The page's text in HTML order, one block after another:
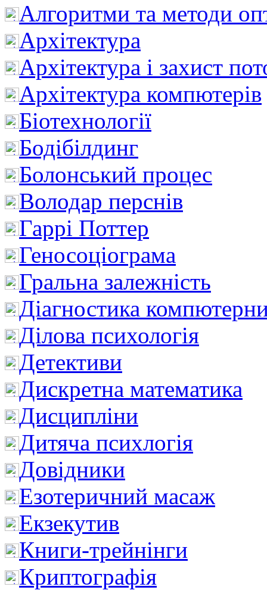
Алгоритми та методи
Архітектура
Архітектура і захист
Архітектура компютерів
Біотехнології
Бодібілдинг
Болонський процес
Володар перснів
Гаррі Поттер
Геносоціограма
Гральна залежність
Діагностика
Ділова психологія
Детективи
Дискретна математика
Дисципліни
Дитяча психлогія
Довідники
Езотеричний масаж
Екзекутив
Книги-трейнінги
Криптографія